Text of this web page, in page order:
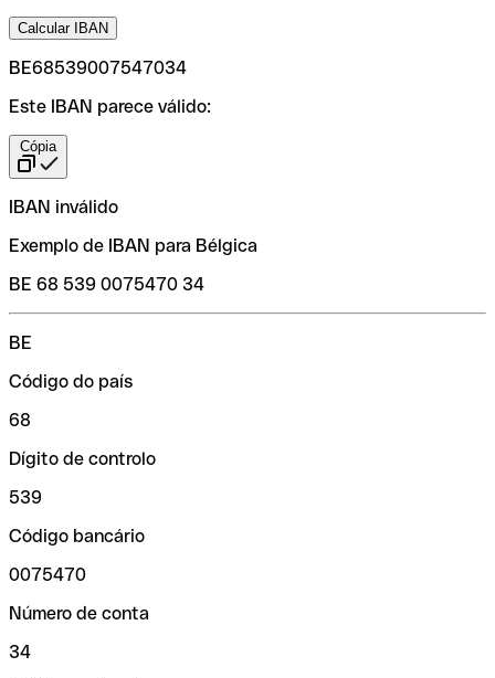
Calcular IBAN
BE68539007547034
Este IBAN parece válido:
Cópia
IBAN inválido
Exemplo de IBAN para Bélgica
BE 68 539 0075470 34
BE
Código do país
68
Dígito de controlo
539
Código bancário
0075470
Número de conta
34